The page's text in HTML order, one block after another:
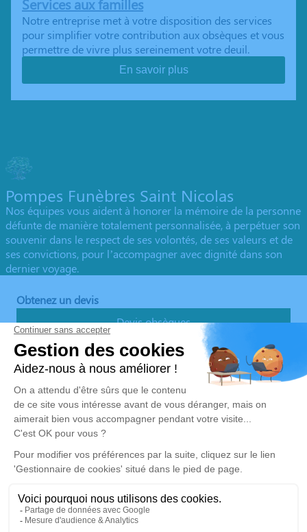
Notre entreprise met à votre disposition des services
pour simplifier votre contribution aux obsèques et vous
permettre de vivre plus sereinement votre deuil.
En savoir plus
Pompes Funèbres Saint Nicolas
Nos équipes vous aident à honorer la mémoire de la personne
défunte de manière totalement personnalisée, à perpétuer son
souvenir dans le respect de ses volontés, de ses valeurs et de
ses convictions, pour l’accompagner avec dignité dans son
dernier voyage.
Obtenez un devis
Devis obsèques
Devis prévoyance
Devis marbrerie
Nos Services
Organiser des Obsèques
Monuments funéraires
Services aux familles
Liens utiles
Avis de décès
Demande de rendez-vous en
agence
Politique de traitement des données personnelles
Politique d’utilisation des cookies